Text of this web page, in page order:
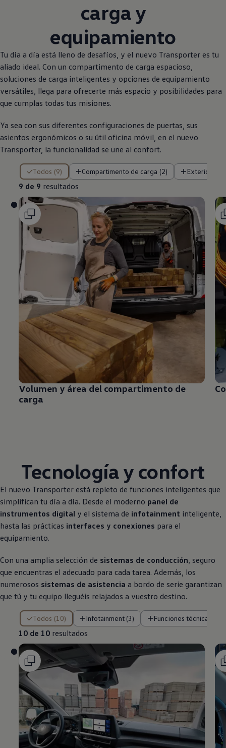
carga y
equipamiento
Tu día a día está lleno de desafíos, y el nuevo Transporter es tu
aliado ideal. Con un compartimento de carga espacioso,
soluciones de carga inteligentes y opciones de equipamiento
versátiles, llega para ofrecerte más espacio y posibilidades para
que cumplas todas tus misiones.
Ya sea con sus diferentes configuraciones de puertas, sus
asientos ergonómicos o su útil oficina móvil, en el nuevo
Transporter, la funcionalidad se une al confort.
Todos (9) Compartimento de carga (2) Exterior (5)
9 de 9 resultados
9 de 9 resultados
Volumen y área del compartimento de
carga
Tecnología y confort
El nuevo Transporter está repleto de funciones inteligentes que
simplifican tu día a día. Desde el moderno panel de
instrumentos digital y el sistema de infotainment inteligente,
hasta las prácticas interfaces y conexiones para el
equipamiento.
Con una amplia selección de sistemas de conducción , seguro
que encuentras el adecuado para cada tarea. Además, los
numerosos sistemas de asistencia a bordo de serie garantizan
que tú y tu equipo lleguéis relajados a vuestro destino.
Todos (10) Infotainment (3) Funciones técnicas (3)
10 de 10 resultados
10 de 10 resultados